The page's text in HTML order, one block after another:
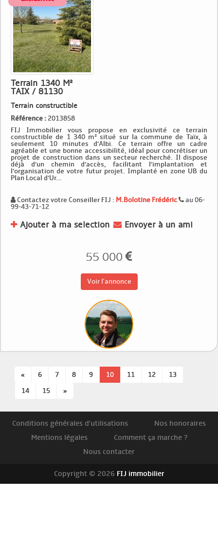
Terrain 1340 M²
TAIX / 81130
Terrain constructible
Référence : 2013858
FIJ Immobilier vous propose en exclusivité ce terrain
constructible de 1 340 m² situé sur la commune de Taïx, à
seulement 10 minutes d’Albi. Ce terrain offre un cadre
agréable et une bonne accessibilité, idéal pour concrétiser un
projet de construction dans un secteur recherché. Il dispose
déjà d’un chemin d’accès, facilitant l’implantation et
l’organisation de votre futur projet. Implanté en zone UB du
Plan Local d’Ur...
Contactez votre Conseiller FIJ : M.Bolotine Frédéric
au 06-
99-43-71-12
Ajouter à ma selection Envoyer à un ami
55 000
Voir l'annonce
« 6 7 8 9 10 11 12
13
14
15 »
Conditions générales d'utilisations
Nos honoraires
Mentions légales
Comment ça marche ?
Nous contacter
Copyright © 2026 FIJ immobilier